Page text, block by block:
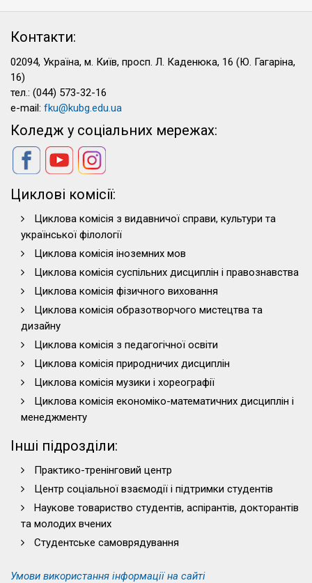
Контакти:
02094, Україна, м. Київ, просп. Л. Каденюка, 16 (Ю. Гагаріна,
16)
тел.: (044) 573-32-16
e-mail: fku@kubg.edu.ua
Коледж у соціальних мережах:
Циклові комісії:
Циклова комісія з видавничої справи, культури та
української філології
Циклова комісія іноземних мов
Циклова комісія суспільних дисциплін і правознавства
Циклова комісія фізичного виховання
Циклова комісія образотворчого мистецтва та
дизайну
Циклова комісія з педагогічної освіти
Циклова комісія природничих дисциплін
Циклова комісія музики і хореографії
Циклова комісія економіко-математичних дисциплін і
менеджменту
Інші підрозділи:
Практико-тренінговий центр
Центр соціальної взаємодії і підтримки студентів
Наукове товариство студентів, аспірантів, докторантів
та молодих вчених
Студентське самоврядування
Умови використання інформації на сайті